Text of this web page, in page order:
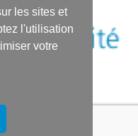
les sites et
l'utilisation
votre